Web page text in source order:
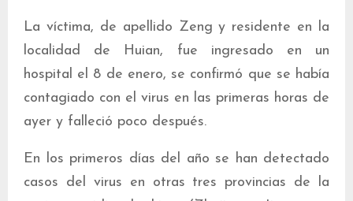
La víctima, de apellido Zeng y residente en la
localidad de Huian, fue ingresado en un
hospital el 8 de enero, se confirmó que se había
contagiado con el virus en las primeras horas de
ayer y falleció poco después.
En los primeros días del año se han detectado
casos del virus en otras tres provincias de la